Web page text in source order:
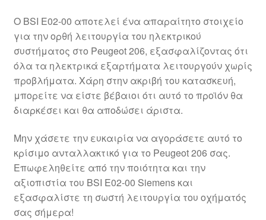
Οροι και Προϋποθέσεις
Παγκόσμια αποστολή
Παράπονα
πληρωμές
Πολιτική Απορρήτου
Σχετικά με εμάς
Ο BSI E02-00 αποτελεί ένα απαραίτητο στοιχείο
για την ορθή λειτουργία του ηλεκτρικού
συστήματος στο Peugeot 206, εξασφαλίζοντας ότι
όλα τα ηλεκτρικά εξαρτήματα λειτουργούν χωρίς
προβλήματα. Χάρη στην ακριβή του κατασκευή,
μπορείτε να είστε βέβαιοι ότι αυτό το προϊόν θα
διαρκέσει και θα αποδώσει άριστα.
Μην χάσετε την ευκαιρία να αγοράσετε αυτό το
κρίσιμο ανταλλακτικό για το Peugeot 206 σας.
Επωφεληθείτε από την ποιότητα και την
αξιοπιστία του BSI E02-00 Siemens και
εξασφαλίστε τη σωστή λειτουργία του οχήματός
σας σήμερα!